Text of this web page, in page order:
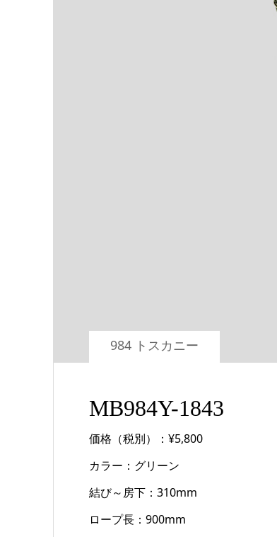
984 トスカニー
MB984Y-1843
価格（税別）：¥5,800
カラー：グリーン
結び～房下：310mm
ロープ長：900mm